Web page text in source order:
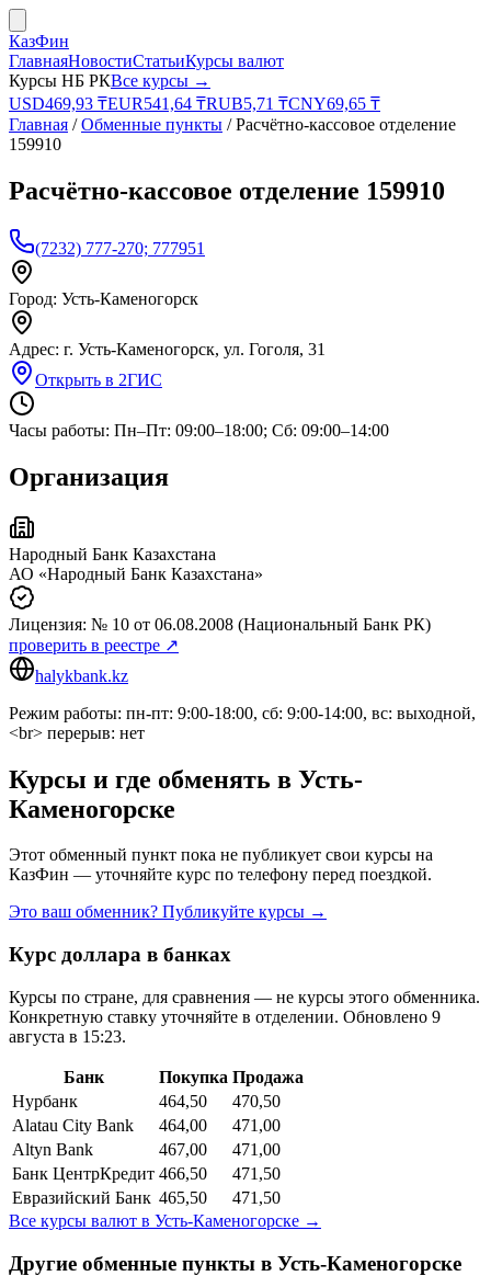
КазФин
ГлавнаяНовостиСтатьиКурсы валют
Курсы НБ РКВсе курсы →
USD469,93 ₸EUR541,64 ₸RUB5,71 ₸CNY69,65 ₸
Главная /Обменные пункты /Расчётно-кассовое отделение
159910
Расчётно-кассовое отделение 159910
(7232) 777-270; 777951
Город: Усть-Каменогорск
Адрес: г. Усть-Каменогорск, ул. Гоголя, 31
Открыть в 2ГИС
Часы работы: Пн–Пт: 09:00–18:00; Сб: 09:00–14:00
Организация
Народный Банк Казахстана
АО «Народный Банк Казахстана»
Лицензия: № 10 от 06.08.2008 (Национальный Банк РК)
проверить в реестре ↗
halykbank.kz
Режим работы: пн-пт: 9:00-18:00, сб: 9:00-14:00, вс: выходной,
<br> перерыв: нет
Курсы и где обменять в Усть-
Каменогорске
Этот обменный пункт пока не публикует свои курсы на
КазФин — уточняйте курс по телефону перед поездкой.
Это ваш обменник? Публикуйте курсы →
Курс доллара в банках
Курсы по стране, для сравнения — не курсы этого обменника.
Конкретную ставку уточняйте в отделении. Обновлено 9
августа в 15:23.
Банк Покупка Продажа
Нурбанк
464,50
470,50
Alatau City Bank
464,00
471,00
Altyn Bank
467,00
471,00
Банк ЦентрКредит 466,50
471,50
Евразийский Банк 465,50
471,50
Все курсы валют в Усть-Каменогорске →
Другие обменные пункты в Усть-Каменогорске